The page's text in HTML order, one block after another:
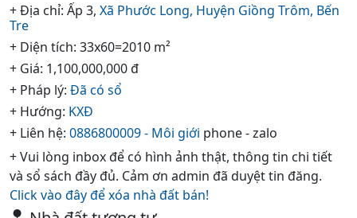
+ Địa chỉ: Ấp 3, Xã Phước Long, Huyện Giồng Trôm, Bến
Tre
+ Diện tích: 33x60=2010 m²
+ Giá: 1,100,000,000 đ
+ Pháp lý: Đã có sổ
+ Hướng: KXĐ
+ Liên hệ: 0886800009 - Môi giới phone - zalo
+ Vui lòng inbox để có hình ảnh thật, thông tin chi tiết
và sổ sách đầy đủ. Cảm ơn admin đã duyệt tin đăng.
Click vào đây để xóa nhà đất bán!